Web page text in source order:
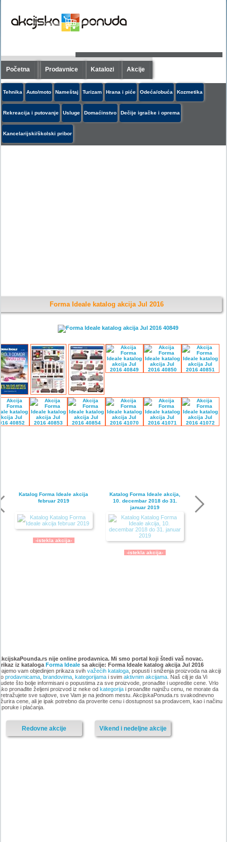
Početna Prodavnice Katalozi Akcije
Tehnika Auto/moto Nameštaj Turizam Hrana i piće Odeća/obuća Kozmetika
Rekreacija i putovanje Usluge Domaćinstvo Dečije igračke i oprema
Kancelarijski/školski pribor
Forma Ideale katalog akcija Jul 2016
Katalog Forma Ideale akcija
februar 2019
-istekla akcija-
Katalog Forma Ideale akcija,
10. decembar 2018 do 31.
januar 2019
-istekla akcija-
namestaja, akcija 6. novembar
do 9. decembar 2018
-istekla akcija-
oktobar 2018
-istekla akcija-
nije online prodavnica. Mi smo portal koji štedi vaš novac.
iz kataloga Forma Idealesa akcije: Forma Ideale katalog akcija Jul 2016
vam objedinjen prikaza svih važećih kataloga, popusti i sniženja proizvoda na akciji
prodavnicama, brandovima, kategorijamai svim aktivnim akcijama. Naš cilj je da Vi
što bolje informisani o popustima za sve proizvode, pronađite i uopredite cene. Vrlo
pronađite željeni proizvod iz neke od kategorijai proanđite najnižu cenu, ne morate da
sve sajtove, sve Vam je na jednom mestu. AkcijskaPonuda.rs svakodnevno
cene, ali je ipak potrebno da proverite cenu i dostupnost sa prodavcem, kao i načinu
i plaćanja.
Vikend i nedeljne akcije
Redovne akcije